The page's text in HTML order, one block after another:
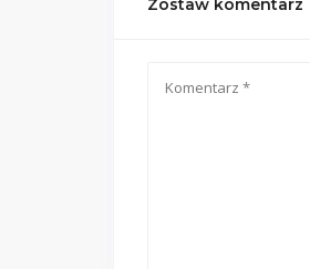
Zostaw komentarz